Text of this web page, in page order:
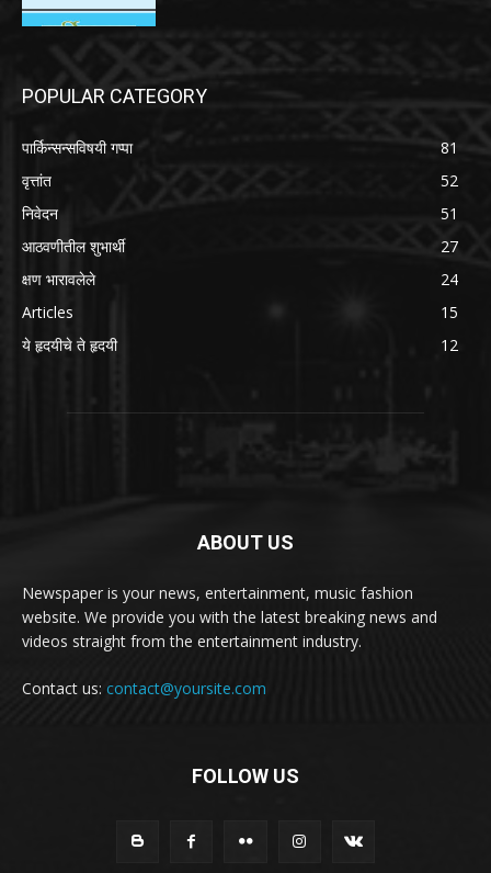
POPULAR CATEGORY
पार्किन्सन्सविषयी गप्पा
81
वृत्तांत
52
निवेदन
51
आठवणीतील शुभार्थी
27
क्षण भारावलेले
24
Articles
15
ये हृदयीचे ते हृदयी
12
ABOUT US
Newspaper is your news, entertainment, music fashion
website. We provide you with the latest breaking news and
videos straight from the entertainment industry.
Contact us: contact@yoursite.com
FOLLOW US